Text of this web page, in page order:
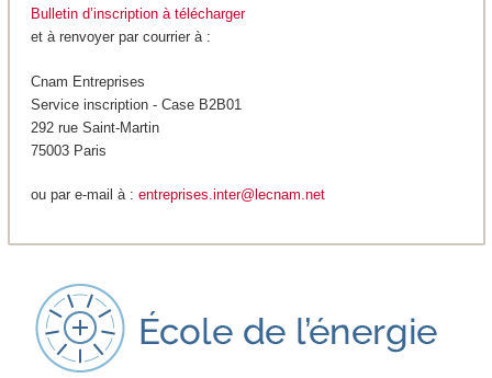
Bulletin d’inscription à télécharger
et à renvoyer par courrier à :
Cnam Entreprises
Service inscription - Case B2B01
292 rue Saint-Martin
75003 Paris
ou par e-mail à : entreprises.inter@lecnam.net